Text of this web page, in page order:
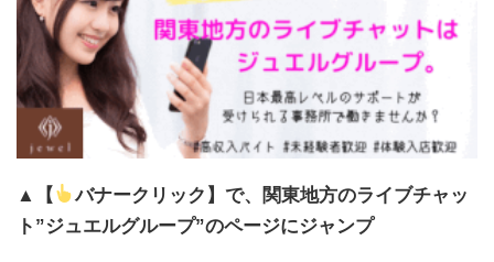
▲【
バナークリック】で、関東地方のライブチャッ
ト”ジュエルグループ”のページにジャンプ